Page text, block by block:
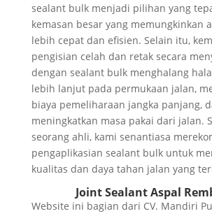
sealant bulk menjadi pilihan yang
kemasan besar yang memungkinkan
lebih cepat dan efisien. Selain itu,
pengisian celah dan retak secara
dengan sealant bulk menghalang
lebih lanjut pada permukaan jalan,
biaya pemeliharaan jangka panjang,
meningkatkan masa pakai dari jalan.
seorang ahli, kami senantiasa
pengaplikasian sealant bulk untuk
kualitas dan daya tahan jalan yang
Joint Sealant Aspal
Website ini bagian dari CV. Mandiri